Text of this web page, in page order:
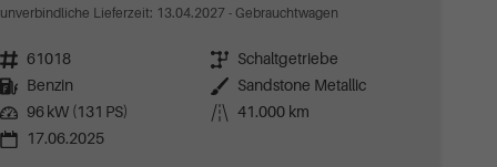
unverbindliche Lieferzeit: 13.04.2027 Gebrauchtwagen
Fahrzeugnr. 61018 Getriebe Schaltgetriebe
Kraftstoff Benzin Außenfarbe Sandstone Metallic
Leistung 96 kW (131 PS) Kilometerstand
41.000 km
17.06.2025